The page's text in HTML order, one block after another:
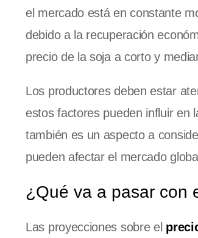
el mercado está en constante
debido a la recuperación
precio de la soja a corto y
Los productores deben estar
estos factores pueden influir en
también es un aspecto a
pueden afectar el mercado
¿Qué va a pasar con
Las proyecciones sobre el